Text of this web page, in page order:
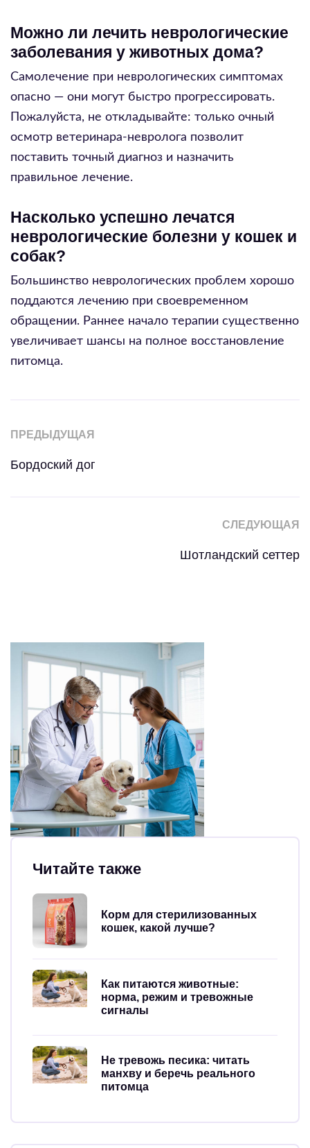
Можно ли лечить неврологические
заболевания у животных дома?
Самолечение при неврологических симптомах
опасно — они могут быстро прогрессировать.
Пожалуйста, не откладывайте: только очный
осмотр ветеринара-невролога позволит
поставить точный диагноз и назначить
правильное лечение.
Насколько успешно лечатся
неврологические болезни у кошек и
собак?
Большинство неврологических проблем хорошо
поддаются лечению при своевременном
обращении. Раннее начало терапии существенно
увеличивает шансы на полное восстановление
питомца.
ПРЕДЫДУЩАЯ
Бордоский дог
СЛЕДУЮЩАЯ
Шотландский сеттер
Читайте также
Корм для стерилизованных
кошек, какой лучше?
Как питаются животные:
норма, режим и тревожные
сигналы
Не тревожь песика: читать
манхву и беречь реального
питомца